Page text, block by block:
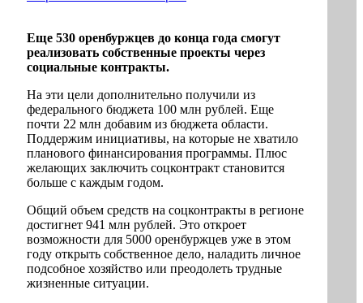
Еще 530 оренбуржцев до конца года смогут
реализовать собственные проекты через
социальные контракты.
На эти цели дополнительно получили из
федерального бюджета 100 млн рублей. Еще
почти 22 млн добавим из бюджета области.
Поддержим инициативы, на которые не хватило
планового финансирования программы. Плюс
желающих заключить соцконтракт становится
больше с каждым годом.
Общий объем средств на соцконтракты в регионе
достигнет 941 млн рублей. Это откроет
возможности для 5000 оренбуржцев уже в этом
году открыть собственное дело, наладить личное
подсобное хозяйство или преодолеть трудные
жизненные ситуации.